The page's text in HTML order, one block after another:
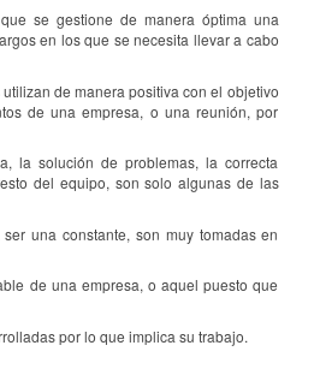
se gestione de manera óptima una
en los que se necesita llevar a cabo
de manera positiva con el objetivo
de una empresa, o una reunión, por
la solución de problemas, la correcta
del equipo, son solo algunas de las
una constante, son muy tomadas en
de una empresa, o aquel puesto que
por lo que implica su trabajo.